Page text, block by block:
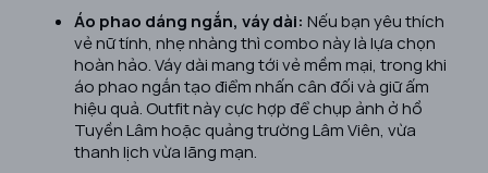
Áo phao dáng ngắn, váy dài: Nếu bạn yêu thích
vẻ nữ tính, nhẹ nhàng thì combo này là lựa chọn
hoàn hảo. Váy dài mang tới vẻ mềm mại, trong khi
áo phao ngắn tạo điểm nhấn cân đối và giữ ấm
hiệu quả. Outfit này cực hợp để chụp ảnh ở hồ
Tuyền Lâm hoặc quảng trường Lâm Viên, vừa
thanh lịch vừa lãng mạn.